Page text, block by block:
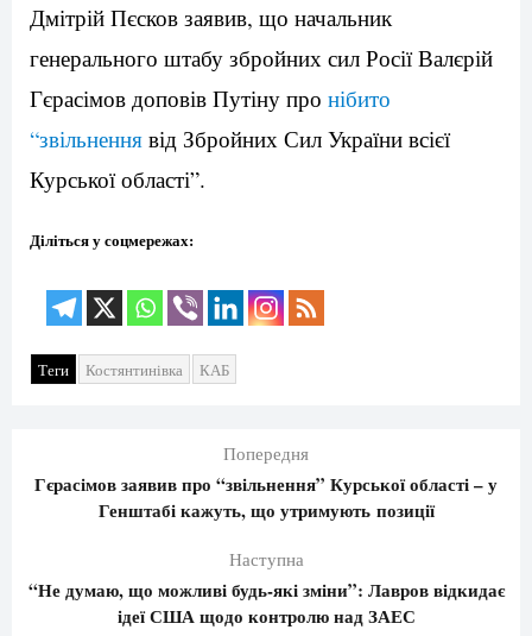
Дмітрій Пєсков заявив, що начальник
генерального штабу збройних сил Росії Валєрій
Гєрасімов доповів Путіну про нібито
“звільнення від Збройних Сил України всієї
Курської області”.
Діліться у соцмережах:
Теги Костянтинівка КАБ
Попередня
Гєрасімов заявив про “звільнення” Курської області – у
Генштабі кажуть, що утримують позиції
Наступна
“Не думаю, що можливі будь-які зміни”: Лавров відкидає
ідеї США щодо контролю над ЗАЕС